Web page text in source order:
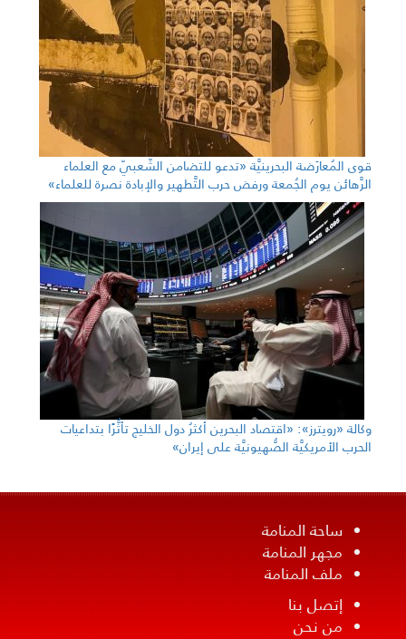
قوى المُعارَضة البحرينيَّة «تدعو للتضامن الشّعبيّ مع العلماء
الرَّهائن يوم الجُمعة ورفض حرب التَّطهير والإبادة نصرة للعلماء»
وكالة «رويترز»: «اقتصاد البحرين أكثرُ دول الخليج تأثُّرًا بتداعيات
الحرب الأمريكيَّة الصُّهيونيَّة على إيران»
ساحة المنامة
مجهر المنامة
ملف المنامة
إتصل بنا
من نحن